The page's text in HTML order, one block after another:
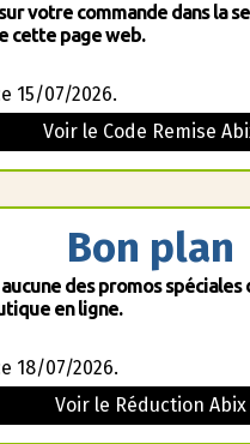
votre commande dans la
cette page web.
15/07/2026.
Voir le Code Remise
Bon plan
des promos spéciales
en ligne.
18/07/2026.
Voir le Réduction Abix